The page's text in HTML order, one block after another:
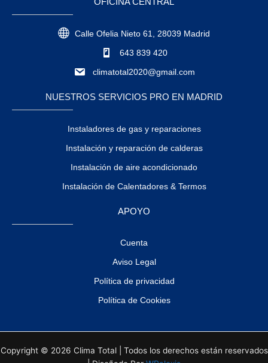
Calle Ofelia Nieto 61, 28039 Madrid
643 839 420
climatotal2020@gmail.com
NUESTROS SERVICIOS PRO EN MADRID
Instaladores de gas y reparaciones
Instalación y reparación de calderas
Instalación de aire acondicionado
Instalación de Calentadores & Termos
APOYO
Cuenta
Aviso Legal
Política de privacidad
Política de Cookies
Copyright © 2026 Clima Total | Todos los derechos están reservados